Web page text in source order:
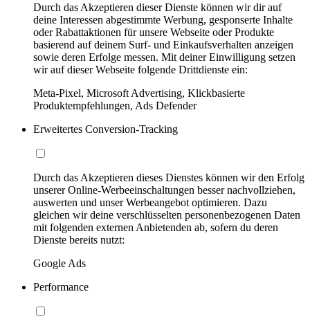
Durch das Akzeptieren dieser Dienste können wir dir auf
deine Interessen abgestimmte Werbung, gesponserte Inhalte
oder Rabattaktionen für unsere Webseite oder Produkte
basierend auf deinem Surf- und Einkaufsverhalten anzeigen
sowie deren Erfolge messen. Mit deiner Einwilligung setzen
wir auf dieser Webseite folgende Drittdienste ein:
Meta-Pixel, Microsoft Advertising, Klickbasierte
Produktempfehlungen, Ads Defender
Erweitertes Conversion-Tracking
Durch das Akzeptieren dieses Dienstes können wir den Erfolg
unserer Online-Werbeeinschaltungen besser nachvollziehen,
auswerten und unser Werbeangebot optimieren. Dazu
gleichen wir deine verschlüsselten personenbezogenen Daten
mit folgenden externen Anbietenden ab, sofern du deren
Dienste bereits nutzt:
Google Ads
Performance